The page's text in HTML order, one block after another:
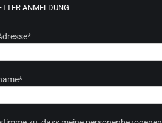
ANMELDUNG
*
*